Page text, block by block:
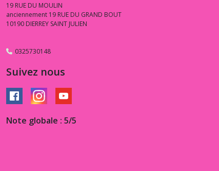
19 RUE DU MOULIN
anciennement 19 RUE DU GRAND BOUT
10190 DIERREY SAINT JULIEN
0325730148
Suivez nous
Note globale : 5/5